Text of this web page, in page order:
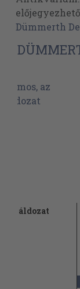
Dümmerth
az áldozat